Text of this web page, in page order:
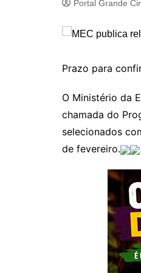
Portal Grande
Prazo para
O Ministério da
chamada do
selecionados
de fevereiro.